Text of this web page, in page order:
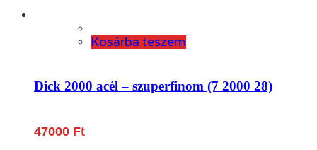
Kosárba teszem
Dick 2000 acél – szuperfinom (7 2000 28)
47000 Ft